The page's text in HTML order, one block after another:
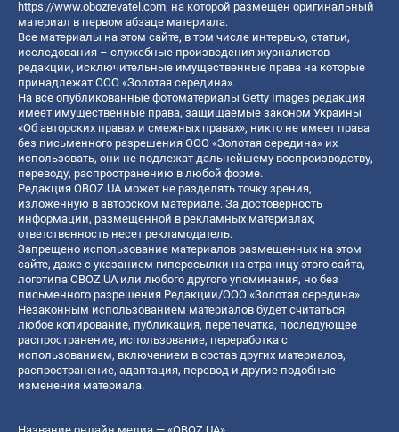
https://www.obozrevatel.com, на которой размещен оригинальный
материал в первом абзаце материала.
Все материалы на этом сайте, в том числе интервью, статьи,
исследования – служебные произведения журналистов
редакции, исключительные имущественные права на которые
принадлежат ООО «Золотая середина».
На все опубликованные фотоматериалы Getty Images редакция
имеет имущественные права, защищаемые законом Украины
«Об авторских правах и смежных правах», никто не имеет права
без письменного разрешения ООО «Золотая середина» их
использовать, они не подлежат дальнейшему воспроизводству,
переводу, распространению в любой форме.
Редакция OBOZ.UA может не разделять точку зрения,
изложенную в авторском материале. За достоверность
информации, размещенной в рекламных материалах,
ответственность несет рекламодатель.
Запрещено использование материалов размещенных на этом
сайте, даже с указанием гиперссылки на страницу этого сайта,
логотипа OBOZ.UA или любого другого упоминания, но без
письменного разрешения Редакции/ООО «Золотая середина»
Незаконным использованием материалов будет считаться:
любое копирование, публикация, перепечатка, последующее
распространение, использование, переработка с
использованием, включением в состав других материалов,
распространение, адаптация, перевод и другие подобные
изменения материала.